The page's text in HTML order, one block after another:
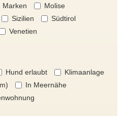
Marken
Molise
Sizilien
Südtirol
Venetien
Hund erlaubt
Klimaanlage
In Meernähe